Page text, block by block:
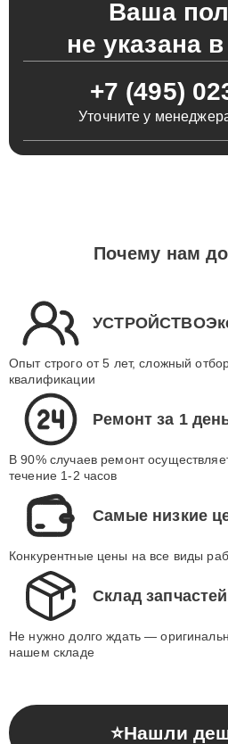
Ваша
не указана
+7 (495)
Уточните у
Почему нам
Опыт строго от 5 лет, сложный
квалификации
Ремонт за 1
В 90% случаев ремонт
течение 1-2 часов
Самые низкие
Конкурентные цены на все виды
Склад запчастей
Не нужно долго ждать —
нашем складе
⭐Нашли